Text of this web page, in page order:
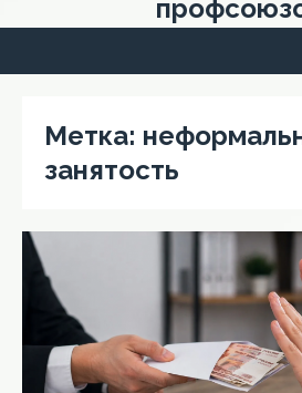
Метка:
занятость